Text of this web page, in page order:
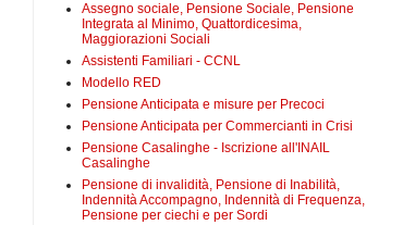
Assegno sociale, Pensione Sociale, Pensione
Integrata al Minimo, Quattordicesima,
Maggiorazioni Sociali
Assistenti Familiari - CCNL
Modello RED
Pensione Anticipata e misure per Precoci
Pensione Anticipata per Commercianti in Crisi
Pensione Casalinghe - Iscrizione all'INAIL
Casalinghe
Pensione di invalidità, Pensione di Inabilità,
Indennità Accompagno, Indennità di Frequenza,
Pensione per ciechi e per Sordi